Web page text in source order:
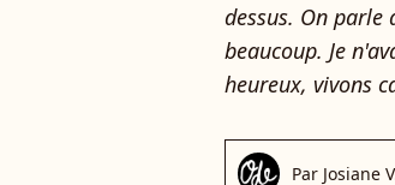
dessus. On parle
beaucoup. Je
heureux, vivons
Par Josiane